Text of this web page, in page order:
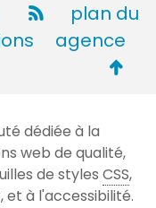
plan du
agence
de
page
dédiée à la
web de qualité,
de styles CSS,
et à l'accessibilité.